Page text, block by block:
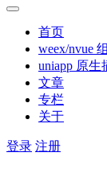
首页
weex/nvue
uniapp 原生
文章
专栏
关于
登录 注册